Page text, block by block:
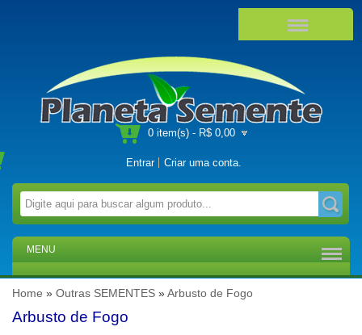
Entrar Criar uma conta.
0 item(s) - R$ 0,00
MENU
Home » Outras SEMENTES »Arbusto de Fogo
Arbusto de Fogo